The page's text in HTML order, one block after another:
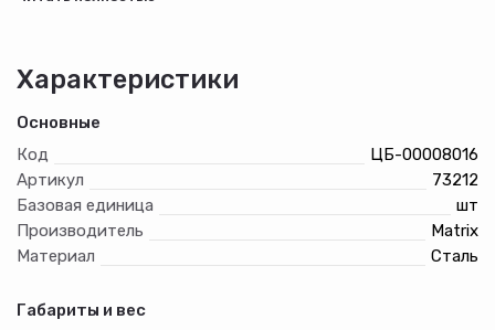
фанеры, столярных плит. В комплект входит переходное
кольцо 20/16 для возможности самостоятельного
необходимости. Bмеет специальную схему заточки
твердосплавных зубьев (ВК4), что позволяет
производить качественную распиловку древесины.
Компенсационные прорези уменьшают колебания,
подавляют шумы и препятствуют изгибанию диска при
нагреве.Зубья из ВК8 припаяны высокопрочным припоем.
Алмазная заточка с выхаживанием значительно
увеличивает срок службы инструмента.
Характеристики
Основные
Код
ЦБ-00008016
Артикул
73212
Базовая единица
шт
Производитель
Matrix
Материал
Сталь
Габариты и вес